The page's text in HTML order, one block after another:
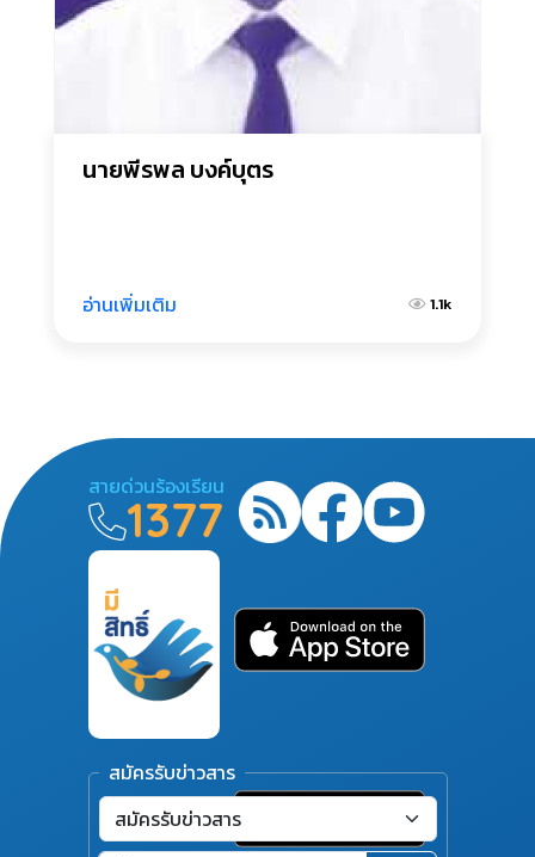
นายพีรพล บงค์บุตร
อ่านเพิ่มเติม 1.1k
สายด่วนร้องเรียน
1377
สมัครรับข่าวสาร